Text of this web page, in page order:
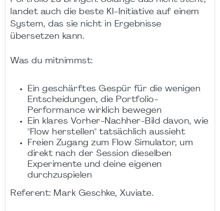
landet auch die beste KI-Initiative auf einem
System, das sie nicht in Ergebnisse
übersetzen kann.
Was du mitnimmst:
Ein geschärftes Gespür für die wenigen
Entscheidungen, die Portfolio-
Performance wirklich bewegen
Ein klares Vorher-Nachher-Bild davon, wie
"Flow herstellen" tatsächlich aussieht
Freien Zugang zum Flow Simulator, um
direkt nach der Session dieselben
Experimente und deine eigenen
durchzuspielen
Referent: Mark Geschke, Xuviate.